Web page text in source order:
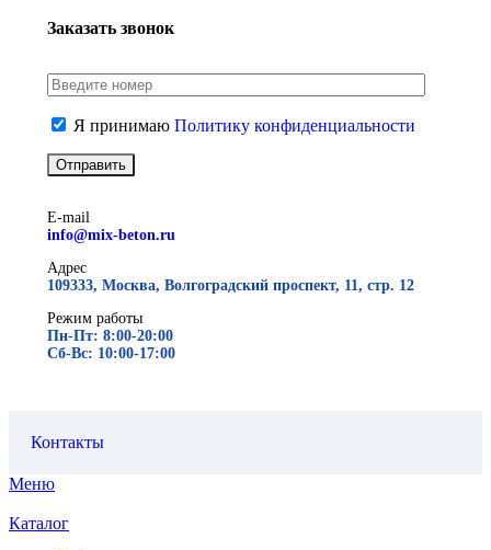
Заказать звонок
Я принимаю Политику конфиденциальности
E-mail
info@mix-beton.ru
Адрес
109333, Москва, Волгоградский проспект, 11, стр. 12
Режим работы
Пн-Пт: 8:00-20:00
Сб-Вс: 10:00-17:00
Контакты
Меню
Каталог